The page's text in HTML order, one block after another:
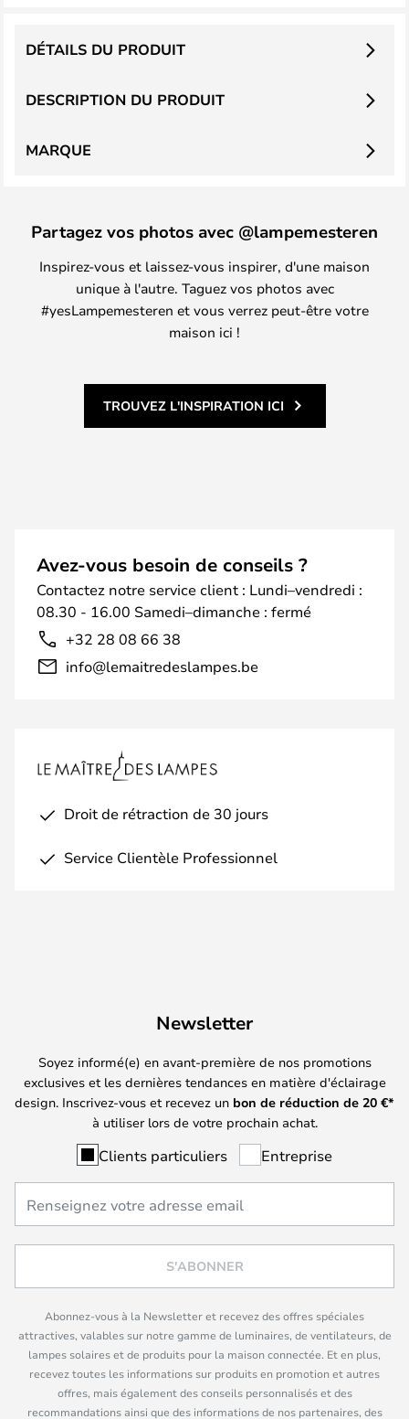
DESCRIPTION DU PRODUIT
DÉTAILS DU PRODUIT
MARQUE
Partagez vos photos avec @lampemesteren
Inspirez-vous et laissez-vous inspirer, d'une maison
unique à l'autre. Taguez vos photos avec
#yesLampemesteren et vous verrez peut-être votre
maison ici !
TROUVEZ L'INSPIRATION ICI
Avez-vous besoin de conseils ?
Contactez notre service client : Lundi–vendredi :
08.30 - 16.00 Samedi–dimanche : fermé
+32 28 08 66 38
info@lemaitredeslampes.be
Droit de rétraction de 30 jours
Service Clientèle Professionnel
Newsletter
Soyez informé(e) en avant-première de nos promotions
exclusives et les dernières tendances en matière d'éclairage
design. Inscrivez-vous et recevez un bon de réduction de 20 €*
à utiliser lors de votre prochain achat.
Clients particuliers Entreprise
S'ABONNER
Abonnez-vous à la Newsletter et recevez des offres spéciales
attractives, valables sur notre gamme de luminaires, de ventilateurs, de
lampes solaires et de produits pour la maison connectée. Et en plus,
recevez toutes les informations sur produits en promotion et autres
offres, mais également des conseils personnalisés et des
recommandations ainsi que des informations de nos partenaires, des